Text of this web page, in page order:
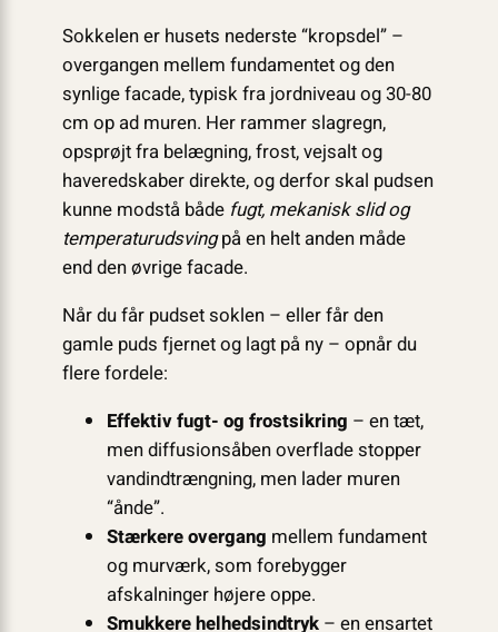
Sokkelen er husets nederste “kropsdel” –
overgangen mellem fundamentet og den
synlige facade, typisk fra jordniveau og 30-80
cm op ad muren. Her rammer slagregn,
opsprøjt fra belægning, frost, vejsalt og
haveredskaber direkte, og derfor skal pudsen
kunne modstå både fugt, mekanisk slid og
temperaturudsvingpå en helt anden måde
end den øvrige facade.
Når du får pudset soklen – eller får den
gamle puds fjernet og lagt på ny – opnår du
flere fordele:
Effektiv fugt- og frostsikring – en tæt,
men diffusionsåben overflade stopper
vandindtrængning, men lader muren
“ånde”.
Stærkere overgang mellem fundament
og murværk, som forebygger
afskalninger højere oppe.
Smukkere helhedsindtryk– en ensartet